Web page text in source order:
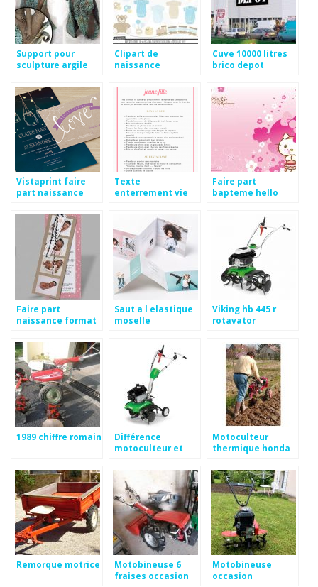
Support pour
sculpture argile
Clipart de
naissance
Cuve 10000 litres
brico depot
Vistaprint faire
part naissance
Texte
enterrement vie
Faire part
bapteme hello
Faire part
naissance format
Saut a l elastique
moselle
Viking hb 445 r
rotavator
1989 chiffre romain
Différence
motoculteur et
Motoculteur
thermique honda
Remorque motrice
Motobineuse 6
fraises occasion
Motobineuse
occasion